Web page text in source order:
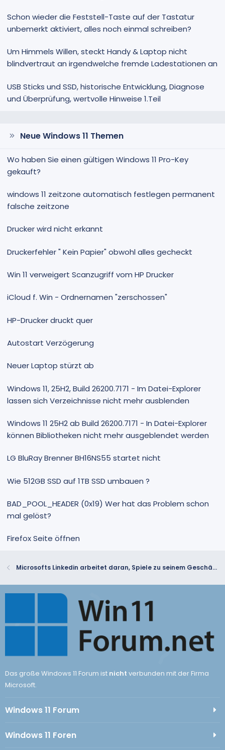
Schon wieder die Feststell-Taste auf der Tastatur
unbemerkt aktiviert, alles noch einmal schreiben?
Um Himmels Willen, steckt Handy & Laptop nicht
blindvertraut an irgendwelche fremde Ladestationen an
USB Sticks und SSD, historische Entwicklung, Diagnose
und Überprüfung, wertvolle Hinweise 1.Teil
Neue Windows 11 Themen
Wo haben Sie einen gültigen Windows 11 Pro-Key
gekauft?
windows 11 zeitzone automatisch festlegen permanent
falsche zeitzone
Drucker wird nicht erkannt
Druckerfehler " Kein Papier" obwohl alles gecheckt
Win 11 verweigert Scanzugriff vom HP Drucker
iCloud f. Win - Ordnernamen "zerschossen"
HP-Drucker druckt quer
Autostart Verzögerung
Neuer Laptop stürzt ab
Windows 11, 25H2, Build 26200.7171 - Im Datei-Explorer
lassen sich Verzeichnisse nicht mehr ausblenden
Windows 11 25H2 ab Build 26200.7171 - In Datei-Explorer
können Bibliotheken nicht mehr ausgeblendet werden
LG BluRay Brenner BH16NS55 startet nicht
Wie 512GB SSD auf 1TB SSD umbauen ?
BAD_POOL_HEADER (0x19) Wer hat das Problem schon
mal gelöst?
Firefox Seite öffnen
Microsofts Linkedin arbeitet daran, Spiele zu seinem Geschäfts-Sozial-Netzwerk hinzuzufügen
Das große Windows 11 Forum ist nicht verbunden mit der Firma
Microsoft.
Windows 11 Forum
Windows 11 Foren